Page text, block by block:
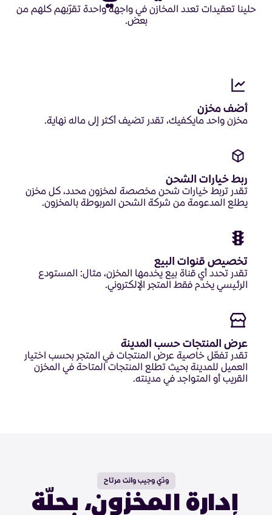
حلينا تعقيدات تعدد المخازن في واجهة واحدة تقرّبهم كلهم من
بعض.
أضف مخزن
مخزن واحد مايكفيك، تقدر تضيف أكثر إلى ماله نهاية.
ربط خيارات الشحن
تقدر تربط خيارات شحن مخصصة لمخزون محدد، كل مخزن
يطلع المدعومة من شركة الشحن المربوطة بالمخزون.
تخصيص قنوات البيع
تقدر تحدد أي قناة بيع يخدمها المخزن، مثال: المستودع
الرئيسي يخدم فقط المتجر الإلكتروني.
عرض المنتجات حسب المدينة
تقدر تفعّل خاصية عرض المنتجات في المتجر بحسب اختيار
العميل للمدينة بحيث تطلع المنتجات المتاحة في المخزن
القريب أو المتواجد في مدينته.
ودّي وجيب وانت مرتاح
إدارة المخزون، بحلّة